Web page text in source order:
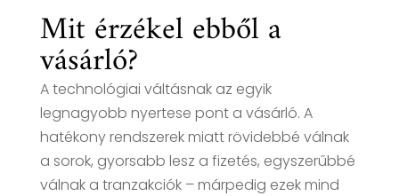
Mit érzékel ebből a
vásárló?
A technológiai váltásnak az egyik
legnagyobb nyertese pont a vásárló. A
hatékony rendszerek miatt rövidebbé válnak
a sorok, gyorsabb lesz a fizetés, egyszerűbbé
válnak a tranzakciók – márpedig ezek mind